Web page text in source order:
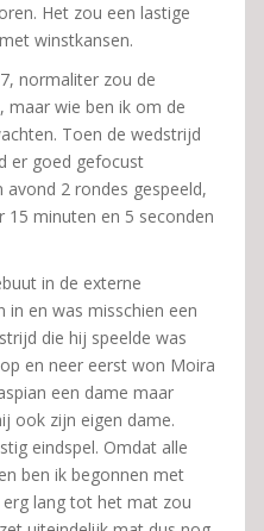
Het zou een lastige
winstkansen.
normaliter zou de
maar wie ben ik om de
Toen de wedstrijd
er goed gefocust
avond 2 rondes gespeeld,
minuten en 5 seconden
in de externe
in en was misschien een
die hij speelde was
en neer eerst won Moira
een dame maar
ook zijn eigen dame.
eindspel. Omdat alle
ben ik begonnen met
lang tot het mat zou